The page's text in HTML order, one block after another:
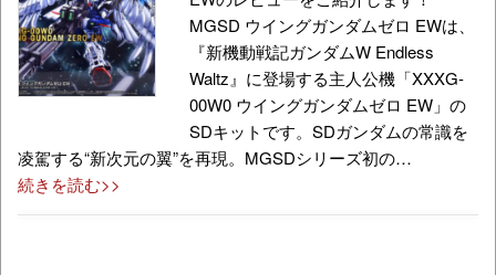
MGSD ウイングガンダムゼロ EWは、
『新機動戦記ガンダムW Endless
Waltz』に登場する主人公機「XXXG-
00W0 ウイングガンダムゼロ EW」の
SDキットです。SDガンダムの常識を
凌駕する“新次元の翼”を再現。MGSDシリーズ初の…
続きを読む>>